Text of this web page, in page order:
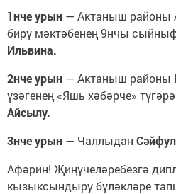
1нче урын — Актаныш районы
бирү мәктәбенең 9нчы
Ильвина.
2нче урын — Актаныш районы
үзәгенең «Яшь хәбәрче»
Айсылу.
3нче урын — Чаллыдан
Афәрин! Җиңүчеләребезгә
кызыксындыру бүләкләре